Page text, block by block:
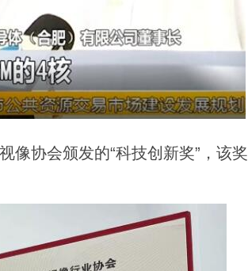
像协会颁发的“科技创新奖”，该奖